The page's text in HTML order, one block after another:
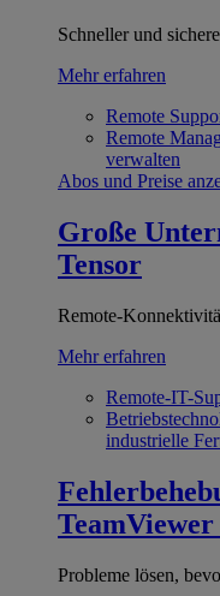
Schneller und
Mehr erfahren
Remote
Remote
verwalten
Abos und Preise
Große
Tensor
Remote-
Mehr erfahren
Remote-IT-
industrielle
Probleme lösen,